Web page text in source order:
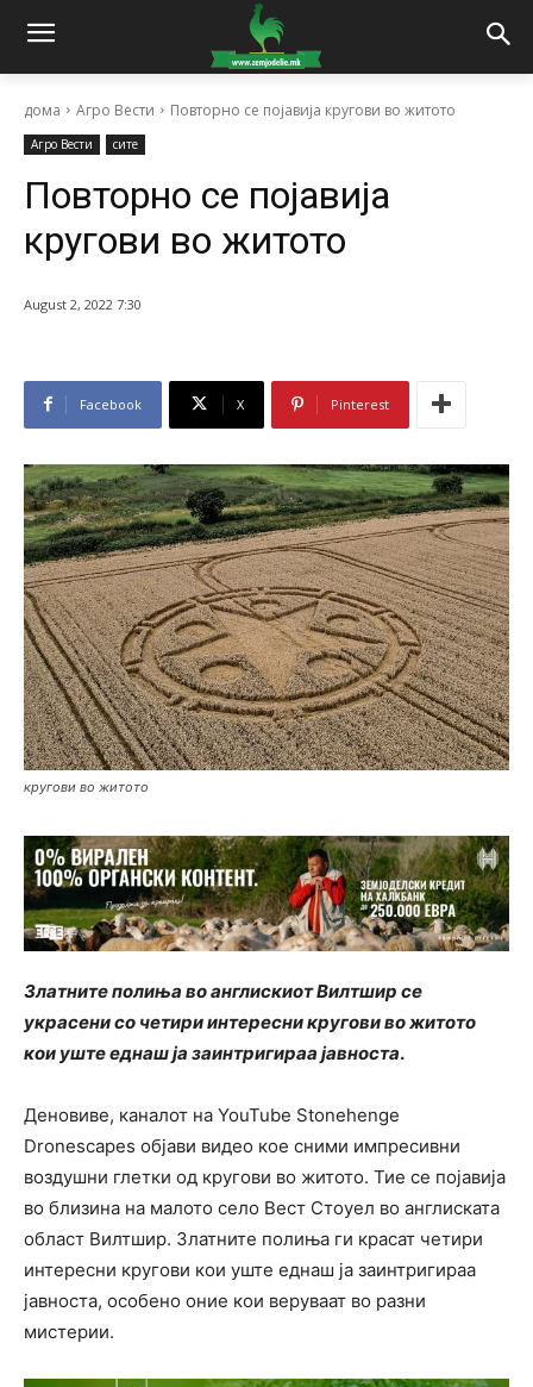
дома Агро Вести Повторно се појавија кругови во житото
Агро Вести сите
Повторно се појавија
кругови во житото
August 2, 2022 7:30
Facebook X Pinterest
кругови во житото
Златните полиња во англискиот Вилтшир се
украсени со четири интересни кругови во житото
кои уште еднаш ја заинтригираа јавноста.
Деновиве, каналот на YouTube Stonehenge
Dronescapes објави видео кое сними импресивни
воздушни глетки од кругови во житото. Тие се појавија
во близина на малото село Вест Стоуел во англиската
област Вилтшир. Златните полиња ги красат четири
интересни кругови кои уште еднаш ја заинтригираа
јавноста, особено оние кои веруваат во разни
мистерии.